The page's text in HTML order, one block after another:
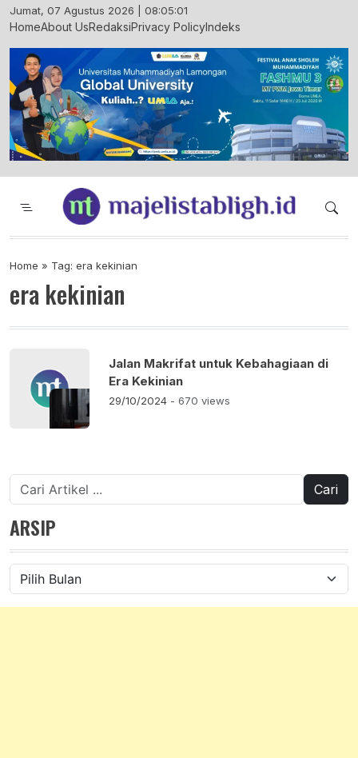
Skip
to
Jumat, 07 Agustus 2026 | 08:05:02
HomeAbout UsRedaksiPrivacy PolicyIndeks
Majelis Tabligh Muhammadiyah
Syiar Dakwah Islam Berkemajuan dan
Home » Tag: era kekinian
era kekinian
Jalan Makrifat untuk Kebahagiaan di
Era Kekinian
29/10/2024 - 670 views
Cari
untuk:
ARSIP
Arsip